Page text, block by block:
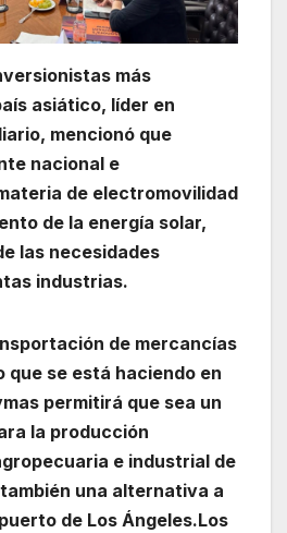
más
asiático, líder en
mencionó que
nacional e
de electromovilidad
de la energía solar,
las necesidades
industrias.
de mercancías
se está haciendo en
permitirá que sea un
la producción
e industrial de
una alternativa a
de Los Ángeles.Los